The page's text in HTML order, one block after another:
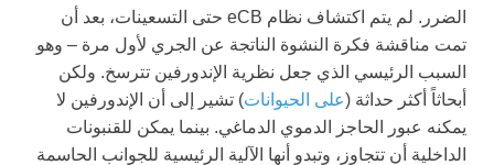
الضرر. لم يتم اكتشاف نظام eCB حتى التسعينات، بعد أن
تمت مناقشة فكرة النشوة الناتجة عن الجري لأول مرة – وهو
السبب الرئيسي الذي جعل نظرية الإندورفين تترسخ. ولكن
أبحاثاً أكثر حداثة (على الحيوانات) تشير إلى أن الإندورفين لا
يمكنه عبور الحاجز الدموي الدماغي. بينما يمكن للقنبونات
الداخلية أن تتجاوز، وتبدو أنها الآلية الرئيسية للجوانب الحاسمة